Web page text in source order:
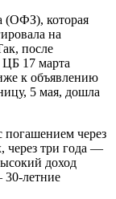
(ОФЗ), которая
на
после
ЦБ 17 марта
к объявлению
5 мая, дошла
через
через три года —
доход
30-летние